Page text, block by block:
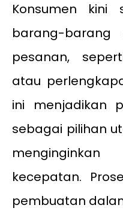
Konsumen kini
barang-
pesanan,
atau
ini menjadikan
sebagai pilihan
kecepatan.
pembuatan